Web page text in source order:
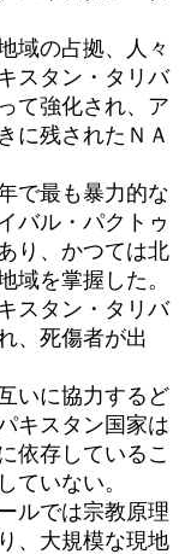
域の占拠、人々
スタン・タリバ
て強化され、ア
に残されたＮＡ
で最も暴力的な
バル・パクトゥ
り、かつては北
域を掌握した。
スタン・タリバ
、死傷者が出
いに協力するど
キスタン国家は
依存しているこ
ていない。
ルでは宗教原理
、大規模な現地